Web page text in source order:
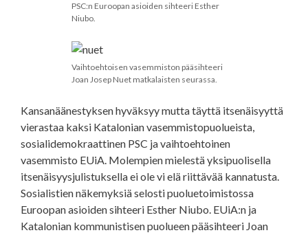
PSC:n Euroopan asioiden sihteeri Esther
Niubo.
Vaihtoehtoisen vasemmiston pääsihteeri
Joan Josep Nuet matkalaisten seurassa.
Kansanäänestyksen hyväksyy mutta täyttä itsenäisyyttä
vierastaa kaksi Katalonian vasemmistopuolueista,
sosialidemokraattinen PSC ja vaihtoehtoinen
vasemmisto EUiA. Molempien mielestä yksipuolisella
itsenäisyysjulistuksella ei ole vi elä riittävää kannatusta.
Sosialistien näkemyksiä selosti puoluetoimistossa
Euroopan asioiden sihteeri Esther Niubo. EUiA:n ja
Katalonian kommunistisen puolueen pääsihteeri Joan